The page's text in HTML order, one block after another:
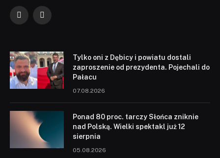
FacebookYouTube
Tylko oni z Dębicy i powiatu dostali
zaproszenie od prezydenta. Pojechali do
Pałacu
07.08.2026
Ponad 80 proc. tarczy Słońca zniknie
nad Polską. Wielki spektakl już 12
sierpnia
05.08.2026